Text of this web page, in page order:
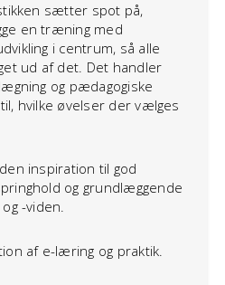
sætter spot på,
en træning med
i centrum, så alle
ud af det. Det handler
og pædagogiske
hvilke øvelser der vælges
inspiration til god
og grundlæggende
-viden.
af e-læring og praktik.